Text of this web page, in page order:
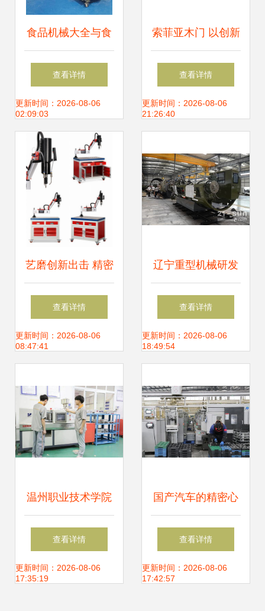
食品机械大全与食
品加工设备全案服
务 助力食品工厂科
学筹建与高效运营
查看详情
更新时间：2026-08-06
02:09:03
索菲亚木门 以创新
智造引领木门行
业，总部基地铸就
查看详情
更新时间：2026-08-06
21:26:40
艺磨创新出击 精密
攻丝机与自动加油
吹气一体攻丝机震
机床销售新浪潮
查看详情
更新时间：2026-08-06
08:47:41
辽宁重型机械研发
国内首台全断面小
型硬岩快速掘进
装备新突破
查看详情
更新时间：2026-08-06
18:49:54
温州职业技术学院
机械工程系2020年
招生简章——聚焦
查看详情
更新时间：2026-08-06
17:35:19
国产汽车的精密心
脏 雅安齿轮的
0.001毫米精度与
查看详情
更新时间：2026-08-06
17:42:57